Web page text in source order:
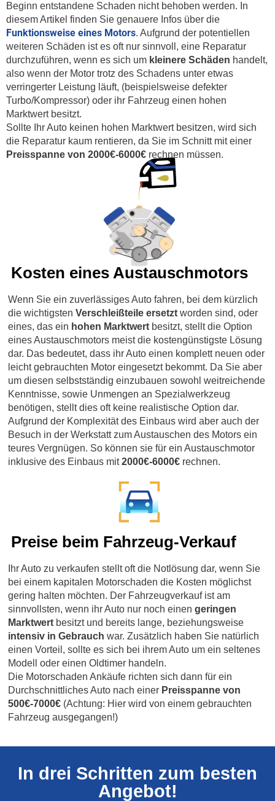
Beginn entstandene Schaden nicht behoben werden. In
diesem Artikel finden Sie genauere Infos über die
Funktionsweise eines Motors. Aufgrund der potentiellen
weiteren Schäden ist es oft nur sinnvoll, eine Reparatur
durchzuführen, wenn es sich um kleinere Schäden handelt,
also wenn der Motor trotz des Schadens unter etwas
verringerter Leistung läuft, (beispielsweise defekter
Turbo/Kompressor) oder ihr Fahrzeug einen hohen
Marktwert besitzt.
Sollte Ihr Auto keinen hohen Marktwert besitzen, wird sich
die Reparatur kaum rentieren, da Sie im Schnitt mit einer
Preisspanne von 2000€-6000€ rechnen müssen.
Kosten eines Austauschmotors
Wenn Sie ein zuverlässiges Auto fahren, bei dem kürzlich
die wichtigsten Verschleißteile ersetzt worden sind, oder
eines, das ein hohen Marktwert besitzt, stellt die Option
eines Austauschmotors meist die kostengünstigste Lösung
dar. Das bedeutet, dass ihr Auto einen komplett neuen oder
leicht gebrauchten Motor eingesetzt bekommt. Da Sie aber
um diesen selbstständig einzubauen sowohl weitreichende
Kenntnisse, sowie Unmengen an Spezialwerkzeug
benötigen, stellt dies oft keine realistische Option dar.
Aufgrund der Komplexität des Einbaus wird aber auch der
Besuch in der Werkstatt zum Austauschen des Motors ein
teures Vergnügen. So können sie für ein Austauschmotor
inklusive des Einbaus mit2000€-6000€ rechnen.
Preise beim Fahrzeug-Verkauf
Ihr Auto zu verkaufen stellt oft die Notlösung dar, wenn Sie
bei einem kapitalen Motorschaden die Kosten möglichst
gering halten möchten. Der Fahrzeugverkauf ist am
sinnvollsten, wenn ihr Auto nur noch einen geringen
Marktwert besitzt und bereits lange, beziehungsweise
intensiv in Gebrauch war. Zusätzlich haben Sie natürlich
einen Vorteil, sollte es sich bei ihrem Auto um ein seltenes
Modell oder einen Oldtimer handeln.
Die Motorschaden Ankäufe richten sich dann für ein
Durchschnittliches Auto nach einer Preisspanne von
500€-7000€ (Achtung: Hier wird von einem gebrauchten
Fahrzeug ausgegangen!)
In drei Schritten zum besten
Angebot!